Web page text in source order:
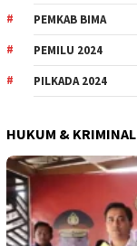
PEMKAB BIMA
PEMILU 2024
PILKADA 2024
HUKUM & KRIMINAL